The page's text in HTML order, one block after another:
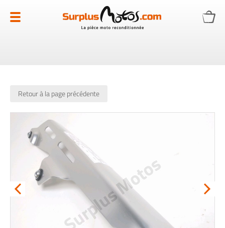
au
contenu
Retour à la page précédente
images
gallery